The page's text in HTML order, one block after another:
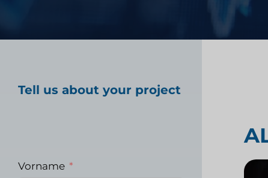
Marktforschung im
Tell us about your project
Vorname